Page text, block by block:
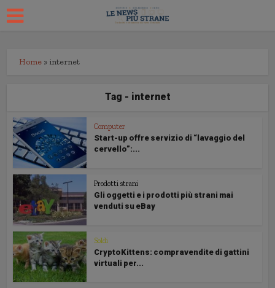
Home » internet
Tag - internet
Computer
Start-up offre servizio di “lavaggio del
cervello”:...
Prodotti strani
Gli oggetti e i prodotti più strani mai
venduti su eBay
Soldi
CryptoKittens: compravendite di gattini
virtuali per...